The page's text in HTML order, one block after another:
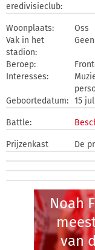
eredivisieclub:
Woonplaats:
Oss
Vak in het
stadion:
Beroep:
Interesses:
Geboortedatum: 15
Battle:
Prijzenkast De
Noah
van